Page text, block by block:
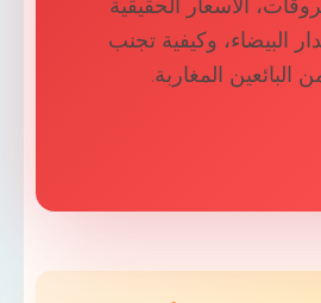
الحقيقية
وكيفية تجنب